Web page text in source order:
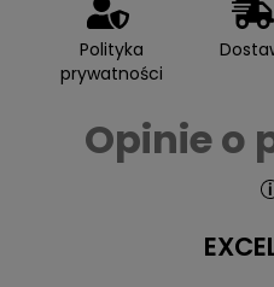
Polityka
prywatności
Opinie o